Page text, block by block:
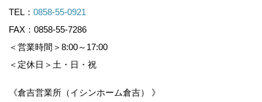
TEL： 0858-55-0921
FAX：0858-55-7286
＜営業時間＞8:00～17:00
＜定休日＞土・日・祝
《倉吉営業所（イシンホーム倉吉） 》